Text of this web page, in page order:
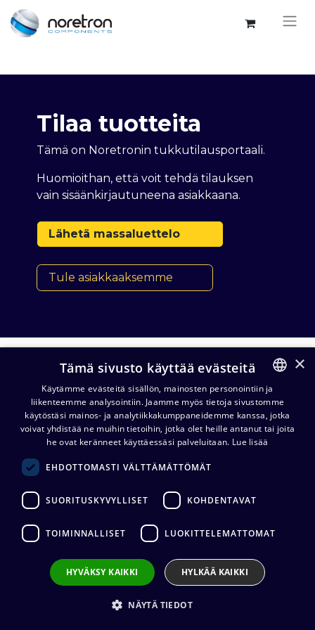
Tilaa tuotteita
Tämä on Noretronin tukkutilausportaali.
Huomioithan, että voit tehdä tilauksen
vain sisäänkirjautuneena asiakkaana.
Lähetä massaluettelo
Tule asiakkaaksemme
Valmiskaapelit
Metrikaapelit Valmiskaapelit
Cordial CPM FP naaras
XLR/monoplugi mikrofonikaapeli
(alv. 0 %)
1 x XLR3 (naaras) / 1 x 6,3 mm
mono (uros)
Kaapelin valmistaja: Cordial
Lisää koriin
FINNISH
ENGLISH
×
Tämä sivusto käyttää evästeitä
Käytämme evästeitä sisällön, mainosten personointiin ja
liikenteemme analysointiin. Jaamme myös tietoja sivustomme
käytöstäsi mainos- ja analytiikkakumppaneidemme kanssa, jotka
voivat yhdistää ne muihin tietoihin, jotka olet heille antanut tai joita
he ovat keränneet käyttäessäsi palveluitaan. Lue lisää
EHDOTTOMASTI VÄLTTÄMÄTTÖMÄT
SUORITUSKYVYLLISET KOHDENTAVAT
TOIMINNALLISET LUOKITTELEMATTOMAT
HYVÄKSY KAIKKI HYLKÄÄ KAIKKI
NÄYTÄ TIEDOT